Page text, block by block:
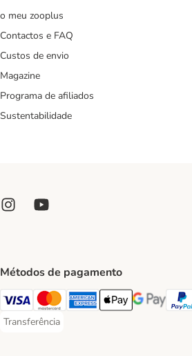
o meu zooplus
Contactos e FAQ
Custos de envio
Magazine
Programa de afiliados
Sustentabilidade
Métodos de pagamento
Visa Payment Method
Mastercard Payment Method
American Express Payment
Apple Pay Payment
Google Pay
Transferência
Transferência Payment Method